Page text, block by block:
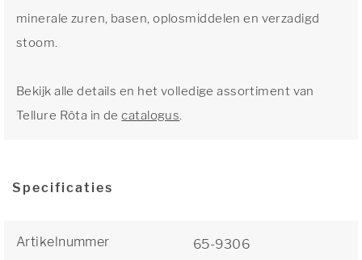
minerale zuren, basen, oplosmiddelen en verzadigd
stoom.
Bekijk alle details en het volledige assortiment van
Tellure Rôta in decatalogus.
Specificaties
Artikelnummer 65-9306